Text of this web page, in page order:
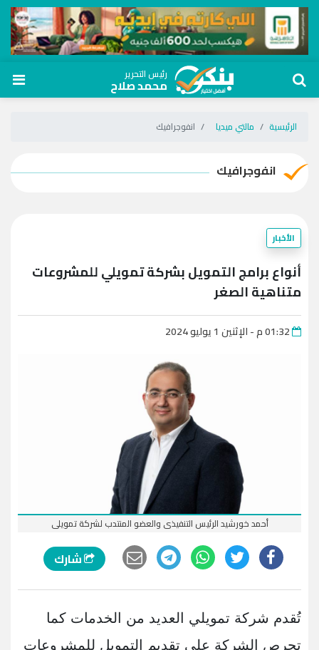
رئيس التحرير
محمد صلاح
الرئيسية مالتي ميديا انفوجرافيك
انفوجرافيك
الأخبار
أنواع برامج التمويل بشركة تمويلي للمشروعات
متناهية الصغر
أحمد خورشيد الرئيس التنفيذى والعضو المنتدب لشركة تمويلى
شارك
تُقدم شركة تمويلي العديد من الخدمات كما
تحرص الشركة على تقديم التمويل للمشروعات